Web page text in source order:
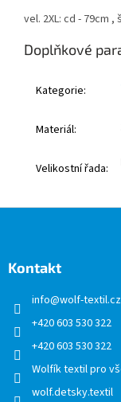
vel. 2XL: cd - 79cm ,
Doplňkové
Kategorie:
Materiál:
Velikostní řada:
Kontakt
info@wolf-textil.cz
+420 603 530 322
+420 603 530 322
Wolfík textil pro
wolf.detsky.textil